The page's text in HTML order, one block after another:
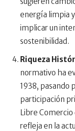
energía limpia
implicar un
sostenibilidad.
Riqueza
normativo ha
1938, pasando
participación
Libre Comercio
refleja en la